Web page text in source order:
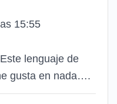
15:55
lenguaje de
gusta en nada….